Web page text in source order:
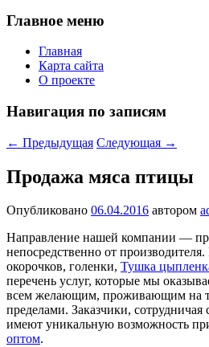
Главное меню
Главная
Карта сайта
О проекте
Навигация по записям
← Предыдущая Следующая →
Продажа мяса птицы
Опубликовано 06.04.2016 автором
Направление нашей компании —
непосредственно от
окорочков, голенки, Тушка
перечень услуг, которые мы
всем желающим, проживающим на
пределами. Заказчики,
имеют уникальную возможность
оптом.